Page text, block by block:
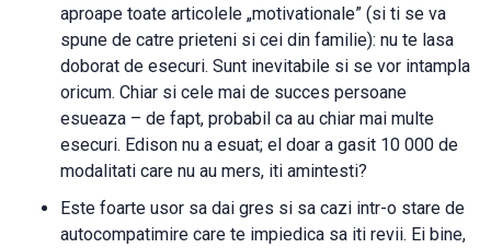
aproape toate articolele „motivationale” (si ti se va
spune de catre prieteni si cei din familie): nu te lasa
doborat de esecuri. Sunt inevitabile si se vor intampla
oricum. Chiar si cele mai de succes persoane
esueaza – de fapt, probabil ca au chiar mai multe
esecuri. Edison nu a esuat; el doar a gasit 10 000 de
modalitati care nu au mers, iti amintesti?
Este foarte usor sa dai gres si sa cazi intr-o stare de
autocompatimire care te impiedica sa iti revii. Ei bine,